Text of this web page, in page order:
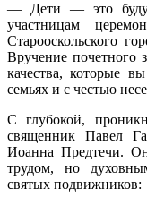
— Дети — это
участницам
Старооскольского
Вручение почетного
качества, которые
семьях и с честью
С глубокой,
священник Павел
Иоанна Предтечи.
трудом, но
святых подвижников: